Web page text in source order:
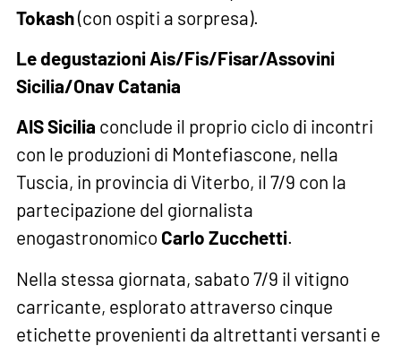
Tokash(con ospiti a sorpresa).
Le degustazioni Ais/Fis/Fisar/Assovini
Sicilia/Onav Catania
AIS Sicilia conclude il proprio ciclo di incontri
con le produzioni di Montefiascone, nella
Tuscia, in provincia di Viterbo, il 7/9 con la
partecipazione del giornalista
enogastronomico Carlo Zucchetti.
Nella stessa giornata, sabato 7/9 il vitigno
carricante, esplorato attraverso cinque
etichette provenienti da altrettanti versanti e